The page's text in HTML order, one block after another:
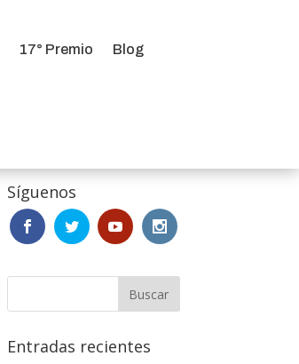
17° Premio Blog
Síguenos
Entradas recientes